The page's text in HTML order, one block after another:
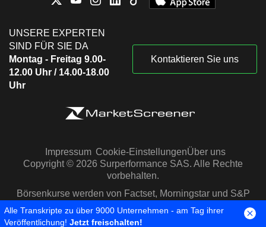
UNSERE EXPERTEN
SIND FÜR SIE DA
Montag - Freitag 9.00-
12.00 Uhr / 14.00-18.00
Uhr
Kontaktieren Sie uns
Impressum Cookie-EinstellungenÜber uns
Copyright © 2026 Surperformance SAS. Alle Rechte
vorbehalten.
Börsenkurse werden von Factset, Morningstar und S&P
Capital IQ zur Verfügung gestellt
Alle Transkripte zu über 9000 Unternehmen - am Tag ihrer
Veröffentlichung! Jetzt freischalten!